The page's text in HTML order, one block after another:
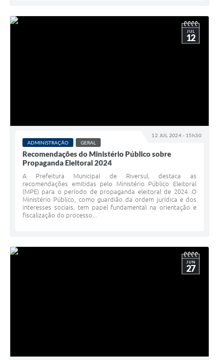
12 JUL 2024 - 15h30
JUL
12
ADMINISTRAÇÃO GERAL
Recomendações do Ministério Público sobre
Propaganda Eleitoral 2024
A Prefeitura Municipal de Riversul, destaca as
recomendações emitidas pelo Ministério Público Eleitoral
(MPE) para o período de propaganda eleitoral de 2024. O
Ministério Público, como guardião da ordem jurídica e dos
interesses sociais, tem papel fundamental na orientação e
fiscalização do processo...
JUN
27